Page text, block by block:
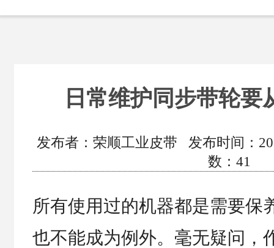
日常维护同步带轮要
发布者：荣顺工业皮带 发布时间：
数： 41
所有使用过的机器都是需要保
也不能成为例外。毫无疑问，